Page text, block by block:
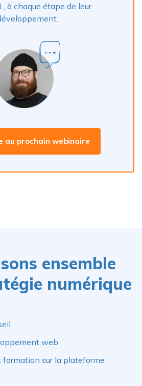
à chaque étape de leur
au prochain webinaire
ensemble
numérique
web
formation sur la plateforme